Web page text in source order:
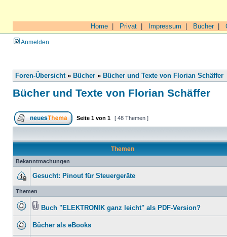
Home Privat Impressum Bücher|
Anmelden
Foren-Übersicht» Bücher » Bücher und Texte von Florian Schäffer
Bücher und Texte von Florian Schäffer
Seite 1 von 1 [ 48 Themen ]
Themen
Bekanntmachungen
Gesucht: Pinout für Steuergeräte
Themen
Buch "ELEKTRONIK ganz leicht" als PDF-Version?
Bücher als eBooks